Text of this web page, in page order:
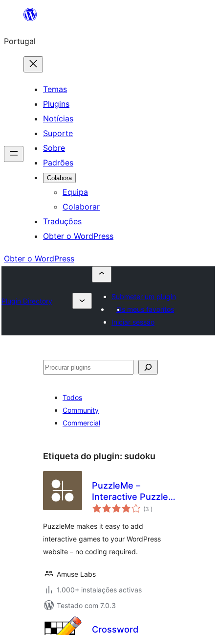
Saltar
o
conteúdo
Portugal
Temas
Plugins
Notícias
Suporte
Sobre
Padrões
Colabora
Equipa
Colaborar
Traduções
Obter o WordPress
Obter o WordPress
Plugin Directory
Submeter um plugin
Os meus favoritos
Iniciar sessão
Pesquisar
Todos
Community
Commercial
Etiqueta do plugin: sudoku
PuzzleMe –
Interactive Puzzles
for WordPress –
crosswords,
quizzes, word
searches and more
(3 classificações
)
PuzzleMe makes it easy to add
interactive games to your WordPress
website – no coding required.
Amuse Labs
1.000+ instalações activas
Testado com 7.0.3
Crossword